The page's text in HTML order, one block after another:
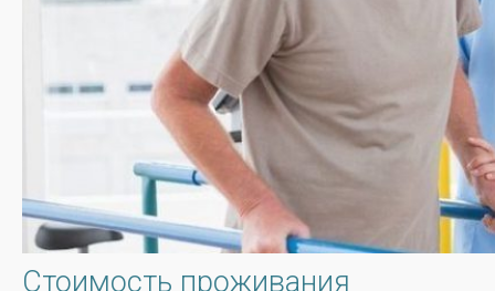
Стоимость проживания